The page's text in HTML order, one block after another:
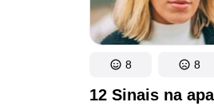
12 Sinais na
8 8